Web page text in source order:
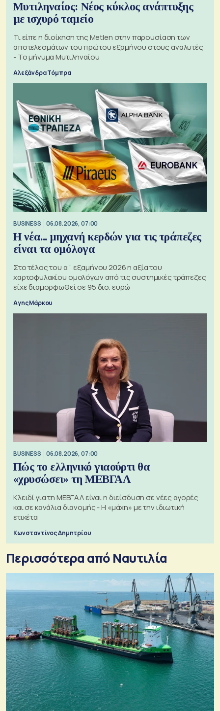
Μυτιληναίος: Νέος κύκλος ανάπτυξης
με ισχυρό ταμείο
Τι είπε η διοίκηση της Metlen στην παρουσίαση των
αποτελεσμάτων του πρώτου εξαμήνου στους αναλυτές
- Το μήνυμα Μυτιληναίου
Αλεξάνδρα Τόμπρα
BUSINESS 06.08.2026, 07:00
Η νέα... μηχανή κερδών για τις τράπεζες
είναι τα ομόλογα
Στο τέλος του α΄ εξαμήνου 2026 η αξία του
χαρτοφυλακίου ομολόγων από τις συστημικές τράπεζες
είχε διαμορφωθεί σε 95 δισ. ευρώ
Αγης Μάρκου
BUSINESS 06.08.2026, 07:00
Πώς το ελληνικό γιαούρτι θα
«χρυσώσει» τη ΜΕΒΓΑΛ
Κλειδί για τη ΜΕΒΓΑΛ είναι η διείσδυση σε νέες αγορές
και σε κανάλια διανομής - Η «μάχη» με την ιδιωτική
ετικέτα
Κωνσταντίνος Δημητρίου
Περισσότερα από Ναυτιλία